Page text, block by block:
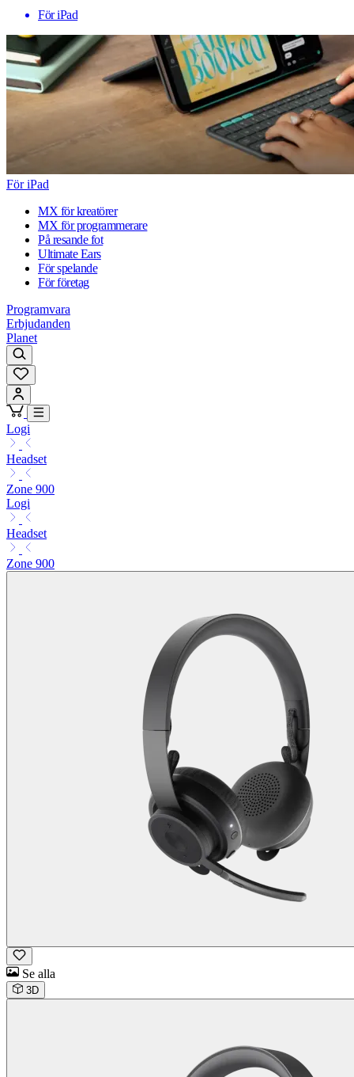
För iPad
För iPad
MX för kreatörer
MX för programmerare
På resande fot
Ultimate Ears
För spelande
För företag
Programvara
Erbjudanden
Planet
Logi
Headset
Zone 900
Logi
Headset
Zone 900
Se alla
3D